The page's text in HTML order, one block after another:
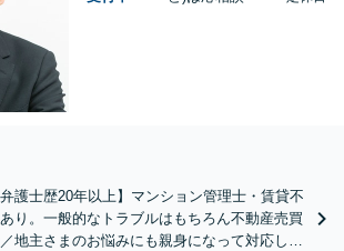
護士歴20年以上】マンション管理士・賃貸不
り。一般的なトラブルはもちろん不動産売買
地主さまのお悩みにも親身になって対応しま